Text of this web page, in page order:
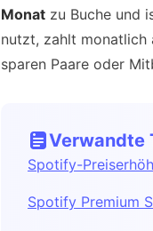
Monat zu Buche und
nutzt, zahlt monatlich
sparen Paare oder
Verwandte
Spotify-
Spotify Premium